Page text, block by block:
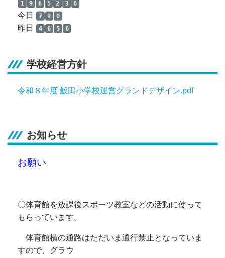
1 9 6 5 2 3 6
今日 7 9 0
昨日 4 6 5 6
学校経営方針
令和８年度 飯田小学校運営グランドデザイン.pdf
お知らせ
お願い
〇体育館を放課後スポーツ教室などの活動に使って
もらっています。
体育館横の通路はただいま通行禁止となっていま
すので、グラウ